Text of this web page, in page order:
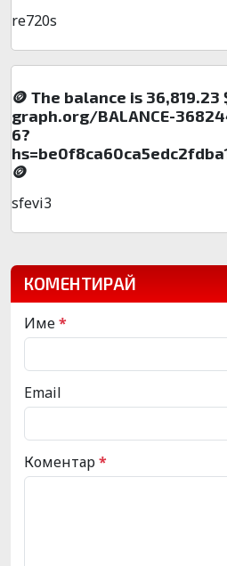
re720s
🪙 The balance is
graph.org/BALANCE-
6?
🪙
sfevi3
КОМЕНТИРАЙ
Име*
Email
Коментар*